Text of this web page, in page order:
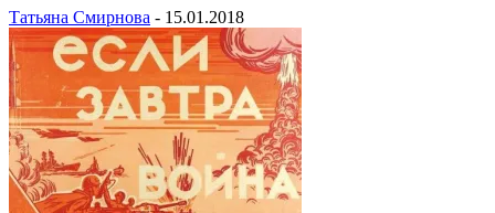
Татьяна Смирнова - 15.01.2018